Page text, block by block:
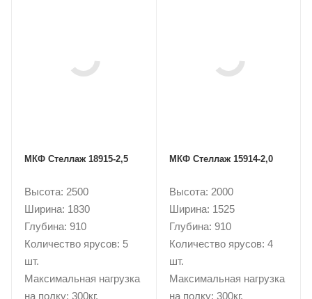
МКФ Стеллаж 18915-2,5
Высота: 2500
Ширина: 1830
Глубина: 910
Количество ярусов: 5
шт.
Максимальная нагрузка
на полку: 300кг.
МКФ Стеллаж 15914-2,0
Высота: 2000
Ширина: 1525
Глубина: 910
Количество ярусов: 4
шт.
Максимальная нагрузка
на полку: 300кг.